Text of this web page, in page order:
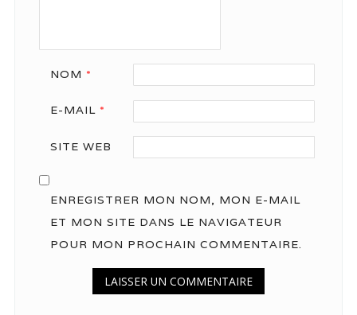
NOM *
E-MAIL *
SITE WEB
ENREGISTRER MON NOM, MON E-MAIL
ET MON SITE DANS LE NAVIGATEUR
POUR MON PROCHAIN COMMENTAIRE.